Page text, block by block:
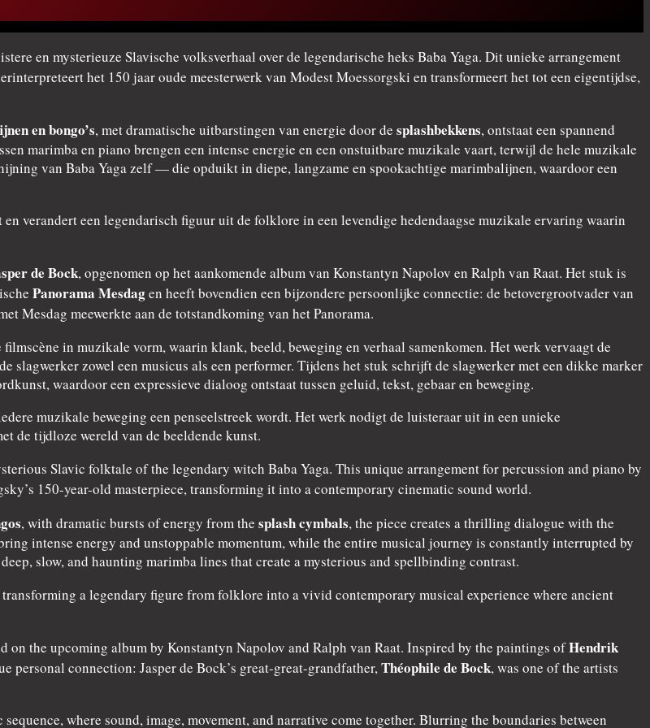
en mysterieuze Slavische volksverhaal over de legendarische heks Baba Yaga. Dit unieke arrangement
het 150 jaar oude meesterwerk van Modest Moessorgski en transformeert het tot een eigentijdse,
en bongo’s, met dramatische uitbarstingen van energie door de splashbekkens, ontstaat een spannend
marimba en piano brengen een intense energie en een onstuitbare muzikale vaart, terwijl de hele muzikale
van Baba Yaga zelf — die opduikt in diepe, langzame en spookachtige marimbalijnen, waardoor een
verandert een legendarisch figuur uit de folklore in een levendige hedendaagse muzikale ervaring waarin
de Bock, opgenomen op het aankomende album van Konstantyn Napolov en Ralph van Raat. Het stuk is
Panorama Mesdagen heeft bovendien een bijzondere persoonlijke connectie: de betovergrootvader van
Mesdag meewerkte aan de totstandkoming van het Panorama.
in muzikale vorm, waarin klank, beeld, beweging en verhaal samenkomen. Het werk vervaagt de
slagwerker zowel een musicus als een performer. Tijdens het stuk schrijft de slagwerker met een dikke marker
waardoor een expressieve dialoog ontstaat tussen geluid, tekst, gebaar en beweging.
muzikale beweging een penseelstreek wordt. Het werk nodigt de luisteraar uit in een unieke
de tijdloze wereld van de beeldende kunst.
Slavic folktale of the legendary witch Baba Yaga. This unique arrangement for percussion and piano by
150-year-old masterpiece, transforming it into a contemporary cinematic sound world.
, with dramatic bursts of energy from the splash cymbals, the piece creates a thrilling dialogue with the
intense energy and unstoppable momentum, while the entire musical journey is constantly interrupted by
slow, and haunting marimba lines that create a mysterious and spellbinding contrast.
a legendary figure from folklore into a vivid contemporary musical experience where ancient
on the upcoming album by Konstantyn Napolov and Ralph van Raat. Inspired by the paintings ofHendrik
personal connection: Jasper de Bock’s great-great-grandfather,Théophile de Bock, was one of the artists
where sound, image, movement, and narrative come together. Blurring the boundaries between